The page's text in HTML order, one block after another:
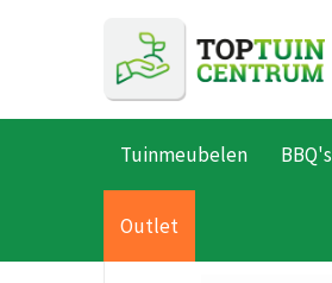
Home Producten
Tuinmeubelen BBQ's
Outlet